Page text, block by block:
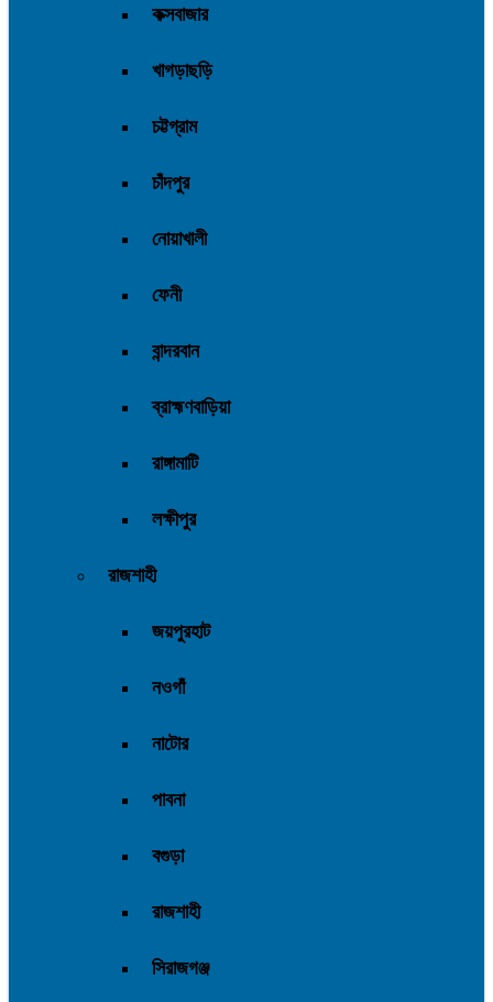
কক্সবাজার
খাগড়াছড়ি
চট্টগ্রাম
চাঁদপুর
নোয়াখালী
ফেনী
বান্দরবান
ব্রাহ্মণবাড়িয়া
রাঙ্গামাটি
লক্ষীপুর
রাজশাহী
জয়পুরহাট
নওগাঁ
নাটোর
পাবনা
বগুড়া
রাজশাহী
সিরাজগঞ্জ